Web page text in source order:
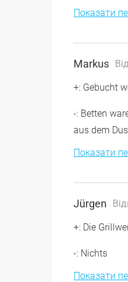
Показати
Markus
+: Gebucht
-: Betten
aus dem
Показати
Jürgen
+: Die
-: Nichts
Показати